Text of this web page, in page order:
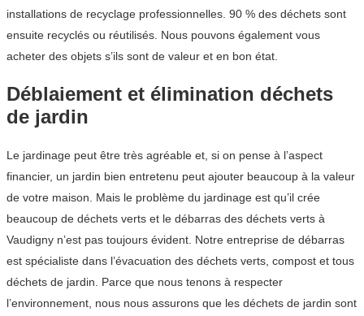
installations de recyclage professionnelles. 90 % des déchets sont
ensuite recyclés ou réutilisés. Nous pouvons également vous
acheter des objets s’ils sont de valeur et en bon état.
Déblaiement et élimination déchets
de jardin
Le jardinage peut être très agréable et, si on pense à l’aspect
financier, un jardin bien entretenu peut ajouter beaucoup à la valeur
de votre maison. Mais le problème du jardinage est qu’il crée
beaucoup de déchets verts et le débarras des déchets verts à
Vaudigny n’est pas toujours évident. Notre entreprise de débarras
est spécialiste dans l’évacuation des déchets verts, compost et tous
déchets de jardin. Parce que nous tenons à respecter
l’environnement, nous nous assurons que les déchets de jardin sont